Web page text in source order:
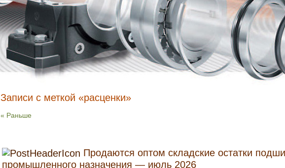
Записи с меткой «расценки»
« Раньше
Продаются оптом складские остатки
промышленного назначения — июль 2026